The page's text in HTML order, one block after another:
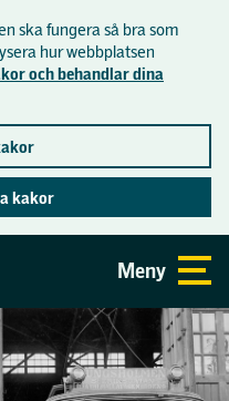
ska fungera så bra som
hur webbplatsen
och behandlar dina
kakor
Meny